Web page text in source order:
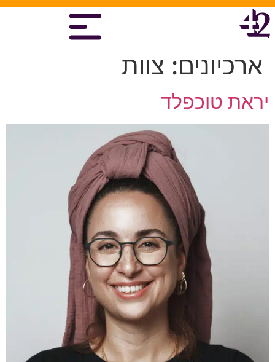
ארכיונים: צוות
יראת טוכפלד